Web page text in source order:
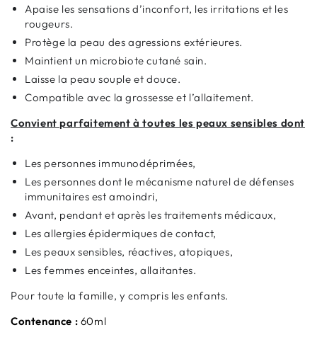
Apaise les sensations d’inconfort, les irritations et les
rougeurs.
Protège la peau des agressions extérieures.
Maintient un microbiote cutané sain.
Laisse la peau souple et douce.
Compatible avec la grossesse et l’allaitement.
Convient parfaitement à toutes les peaux sensibles dont
:
Les personnes immunodéprimées,
Les personnes dont le mécanisme naturel de défenses
immunitaires est amoindri,
Avant, pendant et après les traitements médicaux,
Les allergies épidermiques de contact,
Les peaux sensibles, réactives, atopiques,
Les femmes enceintes, allaitantes.
Pour toute la famille, y compris les enfants.
Contenance : 60ml